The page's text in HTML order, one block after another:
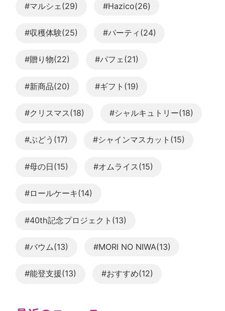
#マルシェ(29) #Hazico(26)
#収穫体験(25) #パーティ(24)
#贈り物(22) #パフェ(21)
#新商品(20) #ギフト(19)
#クリスマス(18) #シャルキュトリー(18)
#ぶどう(17) #シャインマスカット(15)
#母の日(15) #オムライス(15)
#ロールケーキ(14)
#40th記念プロジェクト(13)
#バウム(13) #MORI NO NIWA(13)
#能登支援(13) #おすすめ(12)